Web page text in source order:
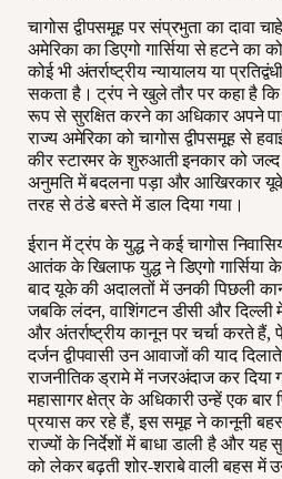
चागोस द्वीपसमूह पर संप्रभुता का दावा
अमेरिका का डिएगो गार्सिया से हटने का
कोई भी अंतर्राष्ट्रीय न्यायालय या
सकता है। ट्रंप ने खुले तौर पर कहा है कि
रूप से सुरक्षित करने का अधिकार अपने
राज्य अमेरिका को चागोस द्वीपसमूह से
कीर स्टारमर के शुरुआती इनकार को जल्द
अनुमति में बदलना पड़ा और आखिरकार
तरह से ठंडे बस्ते में डाल दिया गया।
ईरान में ट्रंप के युद्ध ने कई चागोस
आतंक के खिलाफ युद्ध ने डिएगो गार्सिया
बाद यूके की अदालतों में उनकी पिछली
जबकि लंदन, वाशिंगटन डीसी और दिल्ली
और अंतर्राष्ट्रीय कानून पर चर्चा करते हैं,
दर्जन द्वीपवासी उन आवाजों की याद
राजनीतिक ड्रामे में नजरअंदाज कर दिया
महासागर क्षेत्र के अधिकारी उन्हें एक
प्रयास कर रहे हैं, इस समूह ने कानूनी
राज्यों के निर्देशों में बाधा डाली है और
को लेकर बढ़ती शोर-शराबे वाली बहस में